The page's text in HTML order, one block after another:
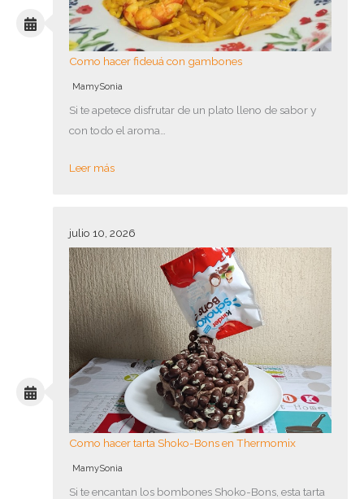
Como hacer fideuá con gambones
MamySonia
Si te apetece disfrutar de un plato lleno de sabor y
con todo el aroma…
Leer más
julio 10, 2026
Como hacer tarta Shoko-Bons en Thermomix
MamySonia
Si te encantan los bombones Shoko-Bons, esta tarta